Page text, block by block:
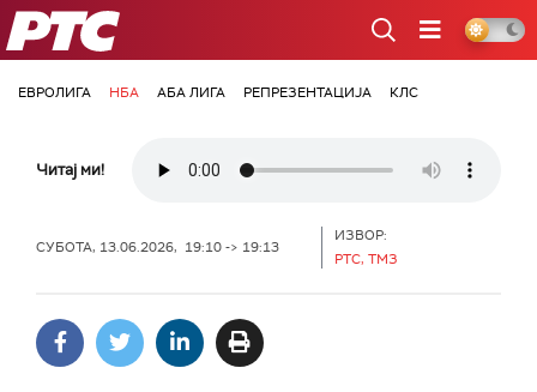
РТС
ЕВРОЛИГА НБА АБА ЛИГА РЕПРЕЗЕНТАЦИЈА КЛС
Читај ми!
СУБОТА, 13.06.2026, 19:10 -> 19:13
ИЗВОР:
РТС, ТМЗ